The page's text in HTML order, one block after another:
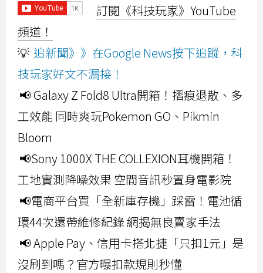
訂閱《科技玩家》YouTube
頻道！
💡 追新聞》》在Google News按下追蹤，科
技玩家好文不漏接！
📢 Galaxy Z Fold8 Ultra開箱！摺痕退散、多
工效能 同時爽玩Pokemon GO、Pikmin
Bloom
📢Sony 1000X THE COLLEXION耳機開箱！
工地實測降噪效果 空間音訊秒置身電影院
📢電商平台買「全新庫存機」踩雷！電池循
環44次還帶維修紀錄 網揭無良賣家手法
📢 Apple Pay、信用卡搭北捷「只扣1元」是
沒刷到嗎？官方曝扣款規則秒懂